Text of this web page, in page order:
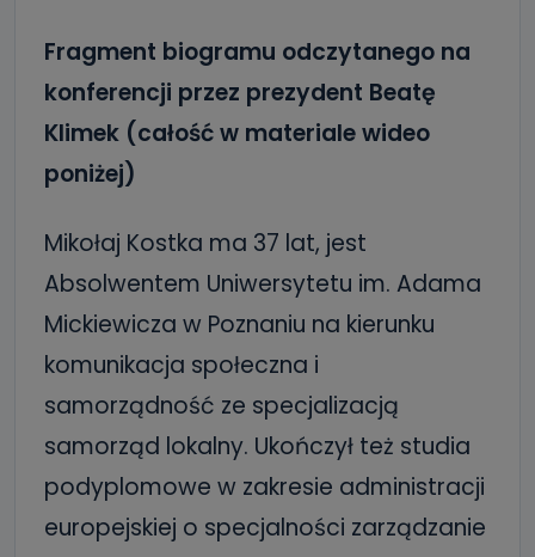
Fragment biogramu odczytanego na
konferencji przez prezydent Beatę
Klimek (całość w materiale wideo
poniżej)
Mikołaj Kostka ma 37 lat, jest
Absolwentem Uniwersytetu im. Adama
Mickiewicza w Poznaniu na kierunku
komunikacja społeczna i
samorządność ze specjalizacją
samorząd lokalny. Ukończył też studia
podyplomowe w zakresie administracji
europejskiej o specjalności zarządzanie